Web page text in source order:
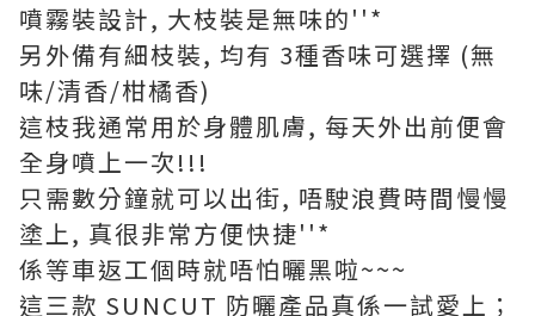
噴霧裝設計, 大枝裝是無味的''*
另外備有細枝裝, 均有 3種香味可選擇 (無
味/清香/柑橘香)
這枝我通常用於身體肌膚, 每天外出前便會
全身噴上一次!!!
只需數分鐘就可以出街, 唔駛浪費時間慢慢
塗上, 真很非常方便快捷''*
係等車返工個時就唔怕曬黑啦~~~
這三款 SUNCUT 防曬產品真係一試愛上；